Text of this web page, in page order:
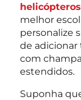
melhor
personalize
de adicionar
com
estendidos.
Suponha